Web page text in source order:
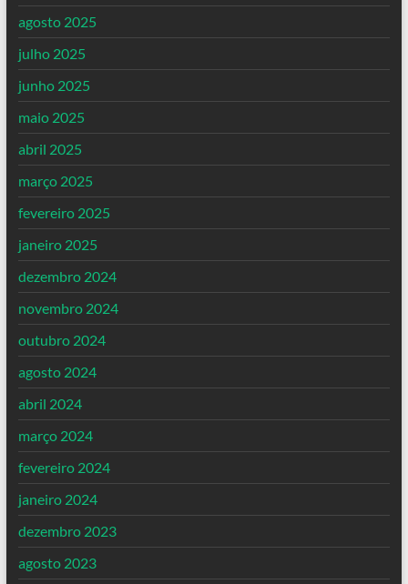
agosto 2025
julho 2025
junho 2025
maio 2025
abril 2025
março 2025
fevereiro 2025
janeiro 2025
dezembro 2024
novembro 2024
outubro 2024
agosto 2024
abril 2024
março 2024
fevereiro 2024
janeiro 2024
dezembro 2023
agosto 2023